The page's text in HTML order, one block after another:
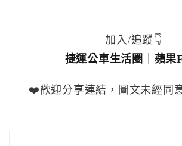
加入/追蹤👇
捷運公車生活圈
蘋果
❤️歡迎分享連結，圖文未經同